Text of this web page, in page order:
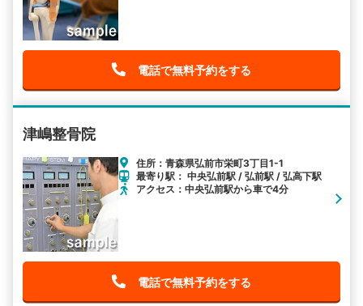
電話で無料予約をする
津嶋整骨院
住所：青森県弘前市栄町3丁目1-1
最寄り駅： 中央弘前駅 / 弘前駅 / 弘高下駅
アクセス：中央弘前駅から車で4分
電話で無料予約をする